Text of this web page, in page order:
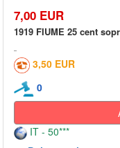
7,00 EUR
1919 FIUME 25 cent
3,50 EUR
0
IT - 50***